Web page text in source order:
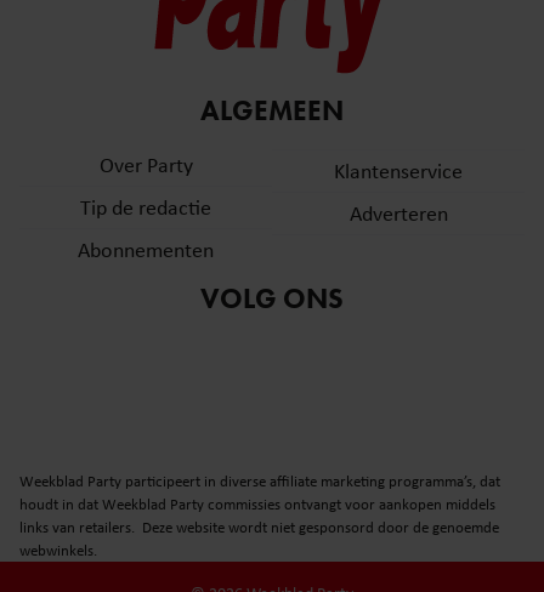
ALGEMEEN
Over Party
Tip de redactie
Abonnementen
Klantenservice
Adverteren
VOLG ONS
Weekblad Party participeert in diverse affiliate marketing programma’s, dat
houdt in dat Weekblad Party commissies ontvangt voor aankopen middels
links van retailers. Deze website wordt niet gesponsord door de genoemde
webwinkels.